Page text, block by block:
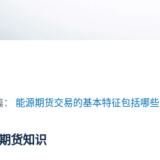
能源期货交易的基本特征包括哪些
货知识